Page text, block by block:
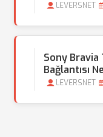
LEVERSNET
Sony Bravia
Bağlantısı
LEVERSNET